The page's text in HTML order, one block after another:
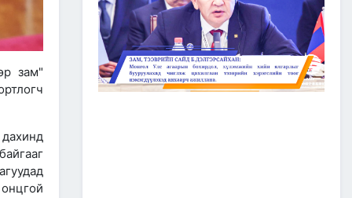
зам"
Зам, тээврийн сайдын багцын улсын
төсвийн хөрөнгөөр баригдаж буй
төсөл, арга хэмжээний ажлын
гүйцэтгэл, санхүүжилтийн 2026 оны 6
дугаар сарын мэдээ
2026/07/09